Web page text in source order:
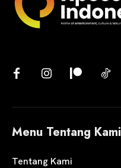
Menu Tentang Kami
Tentang Kami